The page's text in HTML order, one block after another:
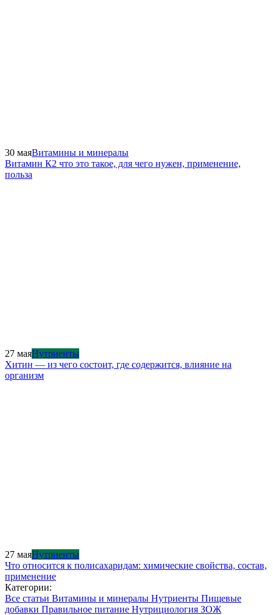
30 маяВитамины и минералы
Витамин К2 что это такое, для чего нужен, применение,
польза
27 маяНутриенты
Хитин — из чего состоит, где содержится, влияние на
организм
27 маяНутриенты
Что относится к полисахаридам: химические свойства, состав,
применение
Категории:
Все статьи Витамины и минералы Нутриенты Пищевые
добавки Правильное питание Нутрициология ЗОЖ